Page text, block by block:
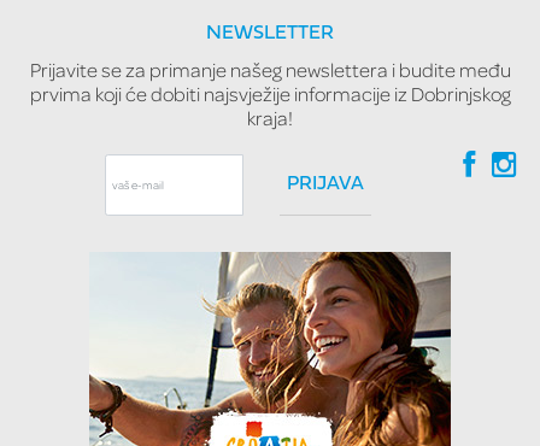
NEWSLETTER
Prijavite se za primanje našeg newslettera i budite među
prvima koji će dobiti najsvježije informacije iz Dobrinjskog
kraja!